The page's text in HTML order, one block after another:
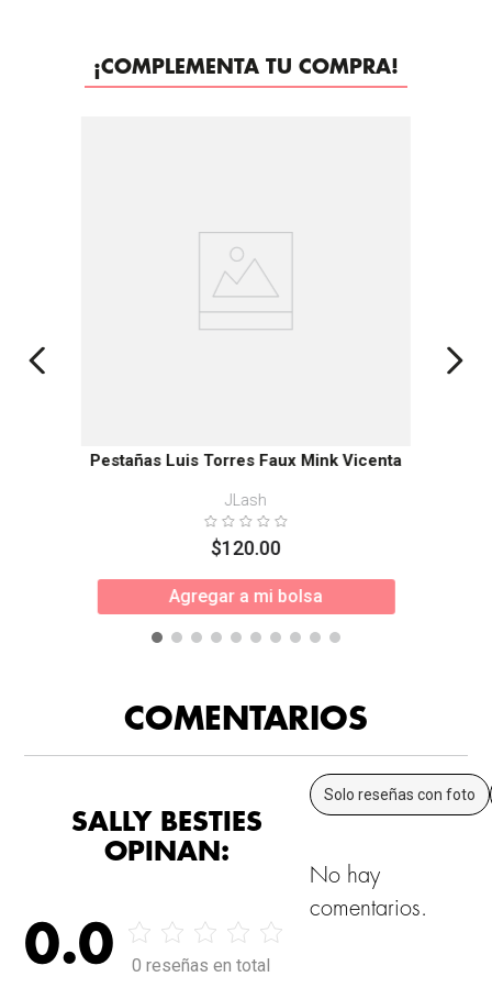
¡COMPLEMENTA TU COMPRA!
Pestañas Luis Torres Faux Mink Vicenta
JLash
$120.00
Agregar a mi bolsa
COMENTARIOS
SALLY BESTIES
OPINAN:
0.0 0 reseñas en total
Solo reseñas con foto
No hay
comentarios.